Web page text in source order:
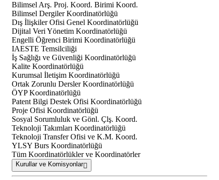
Bilimsel Arş. Proj. Koord. Birimi Koord.
Bilimsel Dergiler Koordinatörlüğü
Dış İlişkiler Ofisi Genel Koordinatörlüğü
Dijital Veri Yönetim Koordinatörlüğü
Engelli Öğrenci Birimi Koordinatörlüğü
IAESTE Temsilciliği
İş Sağlığı ve Güvenliği Koordinatörlüğü
Kalite Koordinatörlüğü
Kurumsal İletişim Koordinatörlüğü
Ortak Zorunlu Dersler Koordinatörlüğü
ÖYP Koordinatörlüğü
Patent Bilgi Destek Ofisi Koordinatörlüğü
Proje Ofisi Koordinatörlüğü
Sosyal Sorumluluk ve Gönl. Çlş. Koord.
Teknoloji Takımları Koordinatörlüğü
Teknoloji Transfer Ofisi ve K.M. Koord.
YLSY Burs Koordinatörlüğü
Tüm Koordinatörlükler ve Koordinatörler
Kurullar ve Komisyonlar